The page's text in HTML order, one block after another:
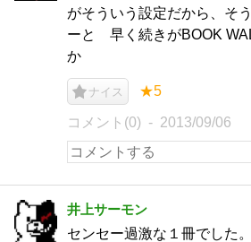
がそういう設定だから、そ
ーと 早く続きがBOOK
か
ナイス ★5
コメント(0) 2013/09/06
井上サーモン
センセー過激な１冊でした。